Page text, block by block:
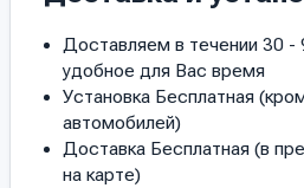
Доставляем в течении 30 -
удобное для Вас время
Установка Бесплатная
автомобилей)
Доставка Бесплатная (в
на карте)